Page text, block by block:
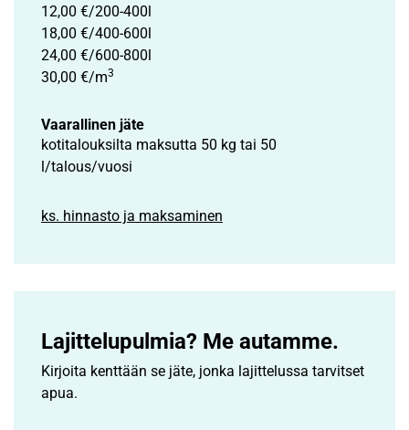
12,00 €/200-400l
18,00 €/400-600l
24,00 €/600-800l
30,00 €/m3
Vaarallinen jäte
kotitalouksilta maksutta 50 kg tai 50
l/talous/vuosi
ks. hinnasto ja maksaminen
Lajittelupulmia? Me autamme.
Kirjoita kenttään se jäte, jonka lajittelussa tarvitset
apua.